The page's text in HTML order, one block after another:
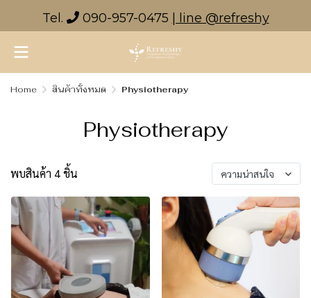
Tel. 090-957-0475 | line @refreshy
Home สินค้าทั้งหมด Physiotherapy
Physiotherapy
พบสินค้า 4 ชิ้น ความน่าสนใจ